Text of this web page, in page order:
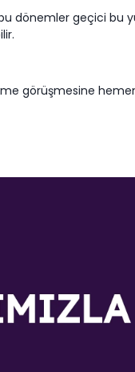
geçici bu
görüşmesine